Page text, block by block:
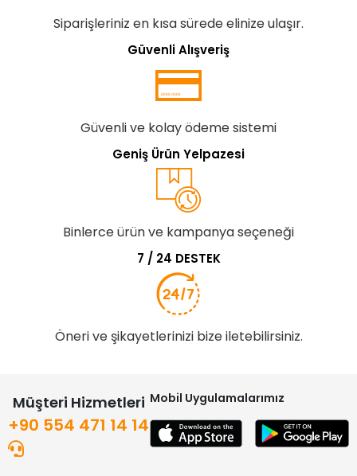
Siparişleriniz en kısa sürede elinize ulaşır.
Güvenli Alışveriş
Güvenli ve kolay ödeme sistemi
Geniş Ürün Yelpazesi
Binlerce ürün ve kampanya seçeneği
7 / 24 DESTEK
Öneri ve şikayetlerinizi bize iletebilirsiniz.
Müşteri Hizmetleri
+90 554 471 14 14
Mobil Uygulamalarımız